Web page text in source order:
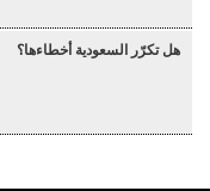
هل تكرّر السعودية أخطاءها؟